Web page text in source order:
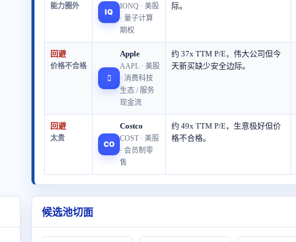
能力圈外
IQ
IONQ · 美股
· 量子计算
期权
际。
回避
价格不合格

Apple
AAPL · 美股
· 消费科技
生态 / 服务
现金流
约 37x TTM P/E，伟大公司但今
天新买缺少安全边际。
回避
太贵
CO
Costco
COST · 美股
· 会员制零
售
约 49x TTM P/E，生意极好但价
格不合格。
候选池切面